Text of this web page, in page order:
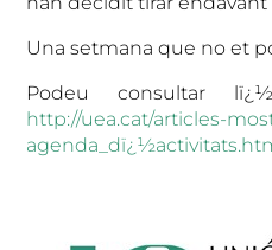
Una setmana que no et
Podeu consultar
http://uea.cat/articles-